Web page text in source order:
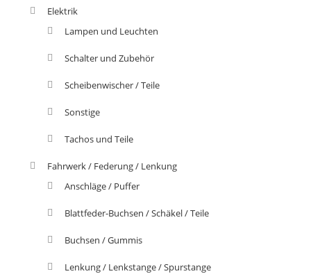
Elektrik
Lampen und Leuchten
Schalter und Zubehör
Scheibenwischer / Teile
Sonstige
Tachos und Teile
Fahrwerk / Federung / Lenkung
Anschläge / Puffer
Blattfeder-Buchsen / Schäkel / Teile
Buchsen / Gummis
Lenkung / Lenkstange / Spurstange